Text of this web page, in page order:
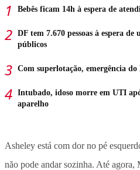
Bebês ficam 14h à espera de
DF tem 7.670 pessoas à espera
públicos
Com superlotação, emergência do
Intubado, idoso morre em UTI
aparelho
Asheley está com dor no pé
não pode andar sozinha. Até